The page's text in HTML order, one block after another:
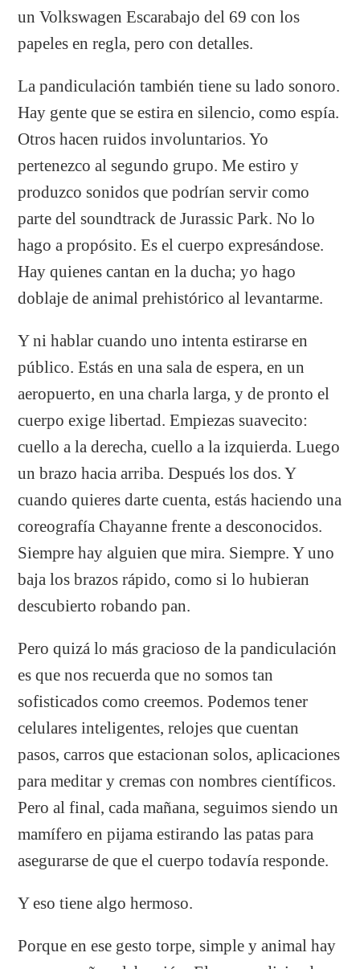
un Volkswagen Escarabajo del 69 con los
papeles en regla, pero con detalles.
La pandiculación también tiene su lado sonoro.
Hay gente que se estira en silencio, como espía.
Otros hacen ruidos involuntarios. Yo
pertenezco al segundo grupo. Me estiro y
produzco sonidos que podrían servir como
parte del soundtrack de Jurassic Park. No lo
hago a propósito. Es el cuerpo expresándose.
Hay quienes cantan en la ducha; yo hago
doblaje de animal prehistórico al levantarme.
Y ni hablar cuando uno intenta estirarse en
público. Estás en una sala de espera, en un
aeropuerto, en una charla larga, y de pronto el
cuerpo exige libertad. Empiezas suavecito:
cuello a la derecha, cuello a la izquierda. Luego
un brazo hacia arriba. Después los dos. Y
cuando quieres darte cuenta, estás haciendo una
coreografía Chayanne frente a desconocidos.
Siempre hay alguien que mira. Siempre. Y uno
baja los brazos rápido, como si lo hubieran
descubierto robando pan.
Pero quizá lo más gracioso de la pandiculación
es que nos recuerda que no somos tan
sofisticados como creemos. Podemos tener
celulares inteligentes, relojes que cuentan
pasos, carros que estacionan solos, aplicaciones
para meditar y cremas con nombres científicos.
Pero al final, cada mañana, seguimos siendo un
mamífero en pijama estirando las patas para
asegurarse de que el cuerpo todavía responde.
Y eso tiene algo hermoso.
Porque en ese gesto torpe, simple y animal hay